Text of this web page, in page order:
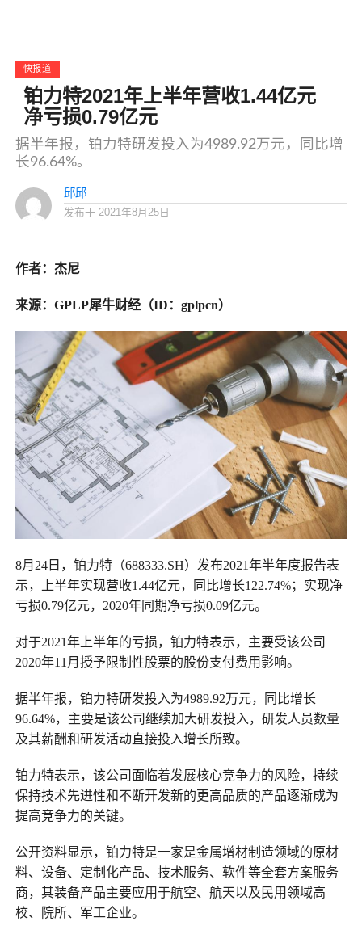
快报道
铂力特2021年上半年营收1.44亿元
净亏损0.79亿元
据半年报，铂力特研发投入为4989.92万元，同比增
长96.64%。
邱邱
发布于 2021年8月25日
作者：杰尼
来源：GPLP犀牛财经（ID：gplpcn）
8月24日，铂力特（688333.SH）发布2021年半年度报告表
示，上半年实现营收1.44亿元，同比增长122.74%；实现净
亏损0.79亿元，2020年同期净亏损0.09亿元。
对于2021年上半年的亏损，铂力特表示，主要受该公司
2020年11月授予限制性股票的股份支付费用影响。
据半年报，铂力特研发投入为4989.92万元，同比增长
96.64%，主要是该公司继续加大研发投入，研发人员数量
及其薪酬和研发活动直接投入增长所致。
铂力特表示，该公司面临着发展核心竞争力的风险，持续
保持技术先进性和不断开发新的更高品质的产品逐渐成为
提高竞争力的关键。
公开资料显示，铂力特是一家是金属增材制造领域的原材
料、设备、定制化产品、技术服务、软件等全套方案服务
商，其装备产品主要应用于航空、航天以及民用领域高
校、院所、军工企业。